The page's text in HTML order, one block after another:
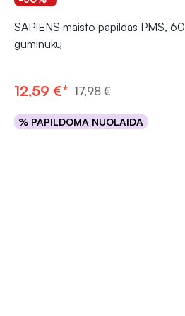
SAPIENS maisto papildas PMS, 60
guminukų
12,59 €* 17,98 €
% PAPILDOMA NUOLAIDA
Į krepšelį